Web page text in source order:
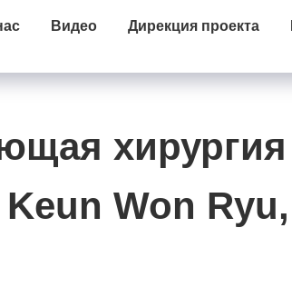
Видео Дирекция проекта
Won